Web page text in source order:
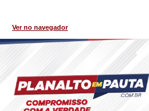
Ver no navegador